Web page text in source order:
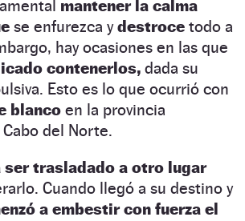
mantener la calma
se enfurezca ydestroce todo a
hay ocasiones en las que
contenerlos, dada su
Esto es lo que ocurrió con
blanco en la provincia
del Norte.
ser trasladado a otro lugar
Cuando llegó a su destino y
a embestir con fuerza el